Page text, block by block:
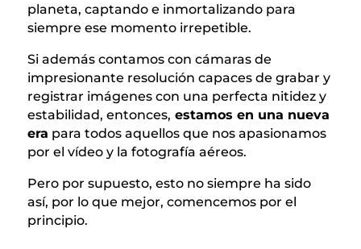
planeta, captando e inmortalizando para
siempre ese momento irrepetible.
Si además contamos con cámaras de
impresionante resolución capaces de grabar y
registrar imágenes con una perfecta nitidez y
estabilidad, entonces, estamos en una nueva
era para todos aquellos que nos apasionamos
por el vídeo y la fotografía aéreos.
Pero por supuesto, esto no siempre ha sido
así, por lo que mejor, comencemos por el
principio.